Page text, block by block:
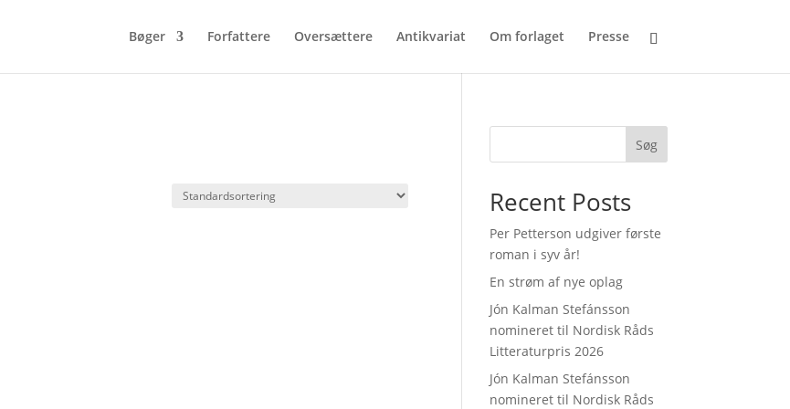
Bøger Forfattere Oversættere Antikvariat Om forlaget Presse
Søg
Recent Posts
Per Petterson udgiver første
roman i syv år!
En strøm af nye oplag
Jón Kalman Stefánsson
nomineret til Nordisk Råds
Litteraturpris 2026
Jón Kalman Stefánsson
nomineret til Nordisk Råds